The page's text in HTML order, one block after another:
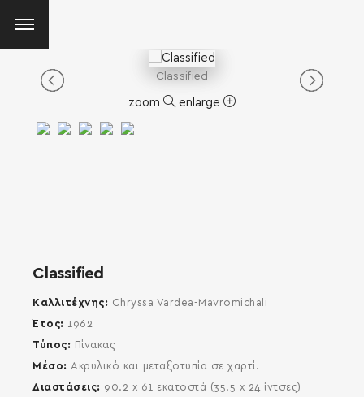
Classified
zoom enlarge
Classified
Καλλιτέχνης
Chryssa Vardea-Mavromichali
Έτος
1962
Τύπος
Πίνακας
Μέσο
Ακρυλικό και μεταξοτυπία σε χαρτί.
Διαστάσεις
90.2 x 61 εκατοστά (35.5 x 24 ίντσες)